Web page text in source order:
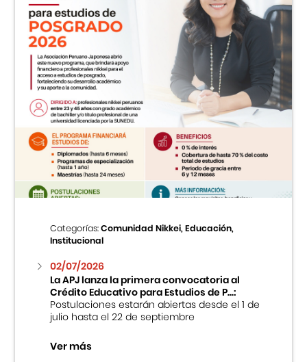
Categorías:Comunidad Nikkei, Educación,
Institucional
02/07/2026
La APJ lanza la primera convocatoria al
Crédito Educativo para Estudios de P...:
Postulaciones estarán abiertas desde el 1 de
julio hasta el 22 de septiembre
Ver más